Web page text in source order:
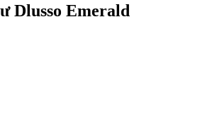
Dlusso Emerald